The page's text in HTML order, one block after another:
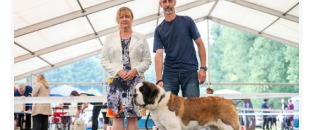
© CHS ze Severních vrchů |Aktualizováno: 20. 7. 2026